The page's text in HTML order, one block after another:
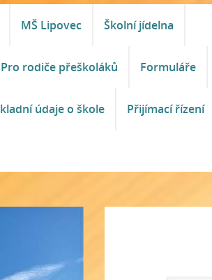
MŠ Lipovec Školní jídelna
Pro rodiče přeškoláků Formuláře
údaje o škole Přijímací řízení